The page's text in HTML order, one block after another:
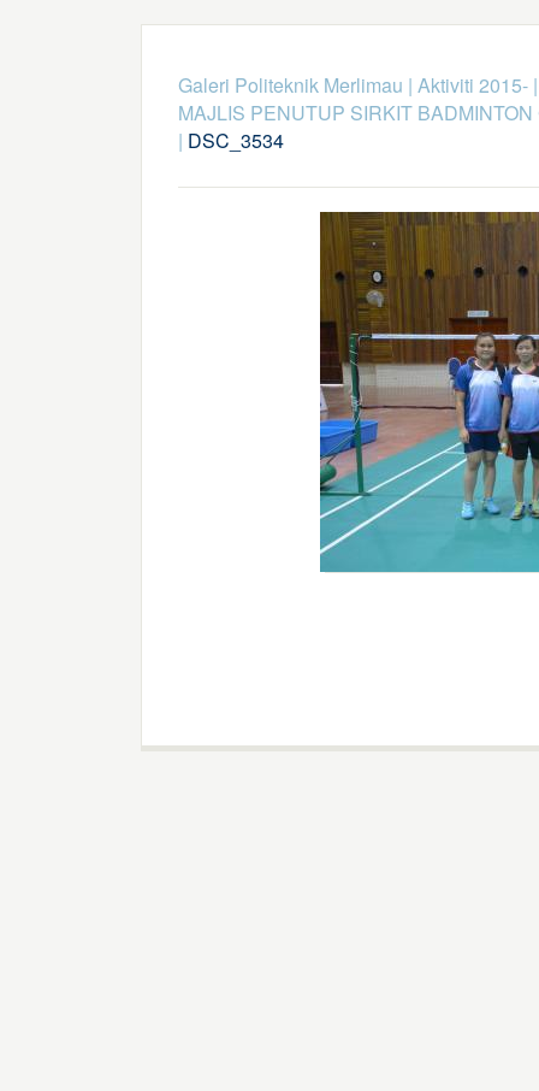
Galeri Politeknik Merlimau | Aktiviti 2015-
MAJLIS PENUTUP SIRKIT
| DSC_3534